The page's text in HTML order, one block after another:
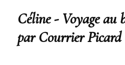
Céline - Voyage au
par Courrier Picard